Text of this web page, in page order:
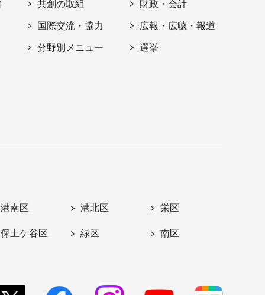
共創の取組
国際交流・協力
分野別メニュー
財政・会計
広報・広聴・報道
選挙
港南区 港北区 栄区
保土ケ谷区 緑区 南区